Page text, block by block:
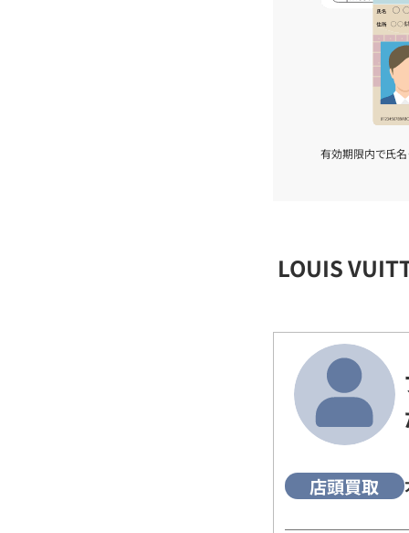
有効期限内で氏名
LOUIS
店頭買取